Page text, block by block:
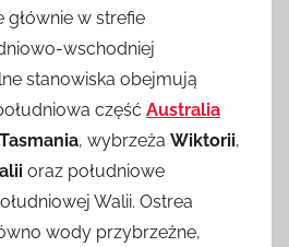
w strefie
wschodniej
stanowiska obejmują
część Australia
Tasmania, wybrzeża Wiktorii,
oraz południowe
Walii. Ostrea
wody przybrzeżne,